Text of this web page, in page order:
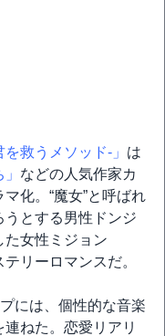
を救うメソッド-」 は
などの人気作家カ
化。“魔女”と呼ばれ
うとする男性ドンジ
た女性ミジョン
リーロマンスだ。
には、個性的な音楽
ねた。恋愛リアリ